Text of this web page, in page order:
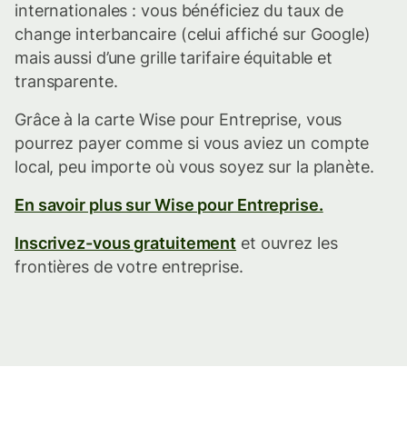
internationales : vous bénéficiez du taux de
change interbancaire (celui affiché sur Google)
mais aussi d’une grille tarifaire équitable et
transparente.
Grâce à la carte Wise pour Entreprise, vous
pourrez payer comme si vous aviez un compte
local, peu importe où vous soyez sur la planète.
En savoir plus sur Wise pour Entreprise.
Inscrivez-vous gratuitement et ouvrez les
frontières de votre entreprise.